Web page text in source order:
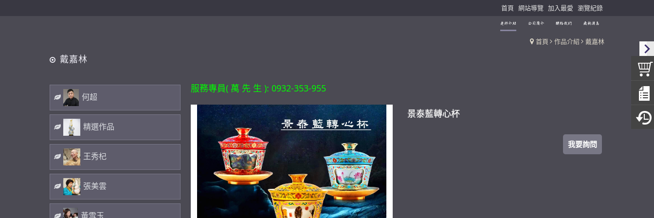
首頁 網站導覽 加入最愛 瀏覽紀錄
首頁 作品介紹 戴嘉林
戴嘉林
何超
精選作品
王秀杞
張美雲
黃雪玉
服務專員( 萬 先 生 ): 0932-353-955
景泰藍轉心杯
我要詢問